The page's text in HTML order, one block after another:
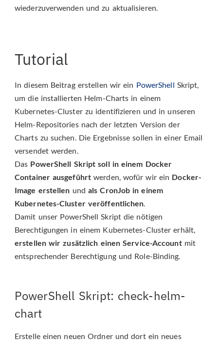
wiederzuverwenden und zu aktualisieren.
Tutorial
In diesem Beitrag erstellen wir ein PowerShell Skript,
um die installierten Helm-Charts in einem
Kubernetes-Cluster zu identifizieren und in unseren
Helm-Repositories nach der letzten Version der
Charts zu suchen. Die Ergebnisse sollen in einer Email
versendet werden.
Das PowerShell Skript soll in einem Docker
Container ausgeführt werden, wofür wir ein Docker-
Image erstellen und als CronJob in einem
Kubernetes-Cluster veröffentlichen
Damit unser PowerShell Skript die nötigen
Berechtigungen in einem Kubernetes-Cluster erhält,
erstellen wir zusätzlich einen Service-Accountmit
entsprechender Berechtigung und Role-Binding.
PowerShell Skript: check-helm-
chart
Erstelle einen neuen Ordner und dort ein neues